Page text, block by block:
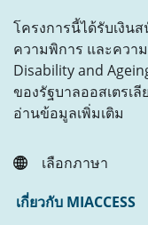
โครงการนี้ได้รับเงิน
ความพิการ และควา
Disability and
ของรัฐบาลออสเตรเ
อ่านข้อมูลเพิ่มเติม
เลือกภาษา
เกี่ยวกับ MIACCESS